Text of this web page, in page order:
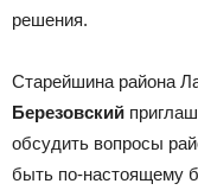
решения.
Старейшина района
Березовский
обсудить вопросы
быть по-настоящему